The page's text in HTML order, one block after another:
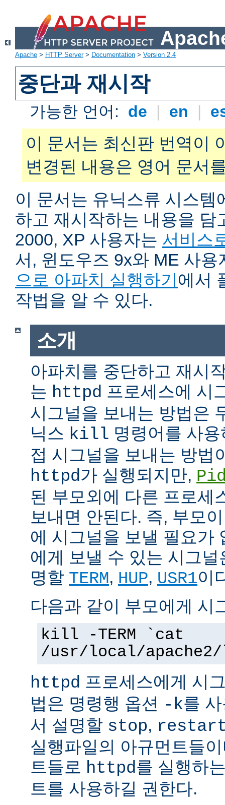
Apache > HTTP Server> Documentation > Version 2.4
중단과 재시작
가능한 언어: de | en |
이 문서는 최신판 번역이
변경된 내용은 영어 문서
이 문서는 유닉스류 시스템
하고 재시작하는 내용을 담
2000, XP 사용자는 서비스
서, 윈도우즈 9x와 ME 사
으로 아파치 실행하기에서
작법을 알 수 있다.
소개
아파치를 중단하고 재시
는 httpd 프로세스에 시
시그널을 보내는 방법은
닉스 kill 명령어를 사
접 시그널을 보내는 방법
httpd가 실행되지만,
된 부모외에 다른 프로세
보내면 안된다. 즉, 부모
에 시그널을 보낼 필요가
에게 보낼 수 있는 시그
명할 TERM, HUP, USR1이
다음과 같이 부모에게 시
kill -TERM `cat
/usr/local/
httpd 프로세스에게 시
법은 명령행 옵션 -k를
서 설명할 stop,
실행파일의 아규먼트들
트들로 httpd를 실행하
트를 사용하길 권한다.